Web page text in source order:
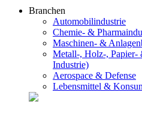
Branchen
Automobilindustrie
Chemie- &
Maschinen- &
Metall-, Holz-,
Industrie)
Aerospace & Defense
Lebensmittel &